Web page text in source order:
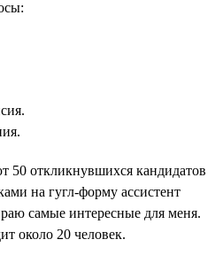
50 откликнувшихся кандидатов
на гугл-форму ассистент
самые интересные для меня.
около 20 человек.